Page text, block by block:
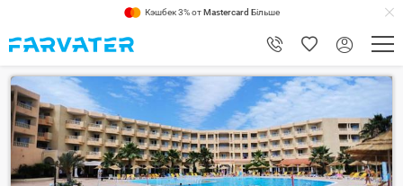
Кэшбек 3% отMastercard Більше